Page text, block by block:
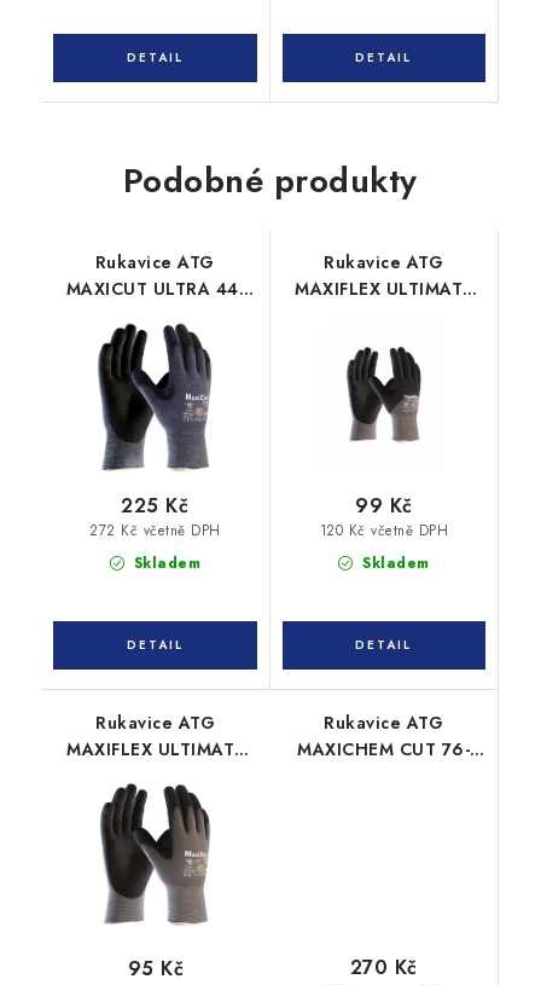
Podobné produkty
Rukavice ATG
MAXICUT ULTRA 44-
Skladem
272 Kč včetně DPH
225 Kč
Rukavice ATG
MAXIFLEX ULTIMATE
máčené
Skladem
120 Kč včetně DPH
99 Kč
Rukavice ATG
MAXIFLEX ULTIMATE
máčené
95 Kč
Rukavice ATG
MAXICHEM CUT 76-
270 Kč